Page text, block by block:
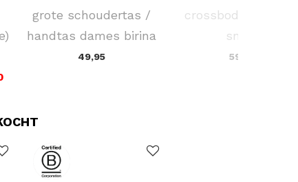
grote schoudertas /
handtas dames birina
49,95
crossbodytas
small
59,90